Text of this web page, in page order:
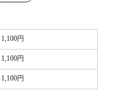
1,100円
1,100円
1,100円